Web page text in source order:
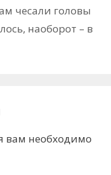
чесали головы
наоборот – в
вам необходимо